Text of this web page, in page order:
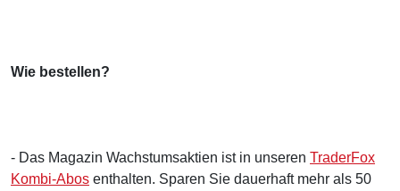
Wie bestellen?
- Das Magazin Wachstumsaktien ist in unseren TraderFox
Kombi-Abos enthalten. Sparen Sie dauerhaft mehr als 50